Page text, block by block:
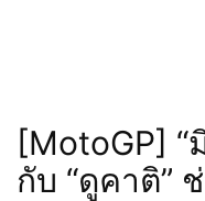
[MotoGP] “
กับ “ดูคาติ”